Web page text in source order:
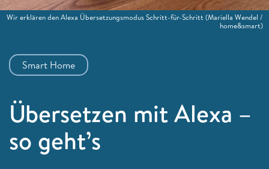
Smart Home
Übersetzen mit Alexa –
so geht’s
Wir erklären den Alexa Übersetzungsmodus Schritt-für-Schritt (Mariella Wendel /
home&smart)